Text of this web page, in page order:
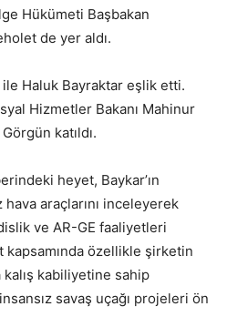
Hükümeti Başbakan
de yer aldı.
Haluk Bayraktar eşlik etti.
Hizmetler Bakanı Mahinur
katıldı.
heyet, Baykar’ın
araçlarını inceleyerek
ve AR-GE faaliyetleri
kapsamında özellikle şirketin
kabiliyetine sahip
savaş uçağı projeleri ön